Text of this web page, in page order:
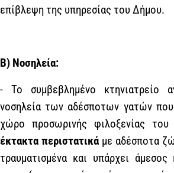
επίβλεψη της υπηρεσίας του Δήμου.
Β) Νοσηλεία:
- Το συμβεβλημένο κτηνιατρείο
νοσηλεία των αδέσποτων γατών που
χώρο προσωρινής φιλοξενίας
έκτακτα περιστατικά με αδέσποτα
τραυματισμένα και υπάρχει